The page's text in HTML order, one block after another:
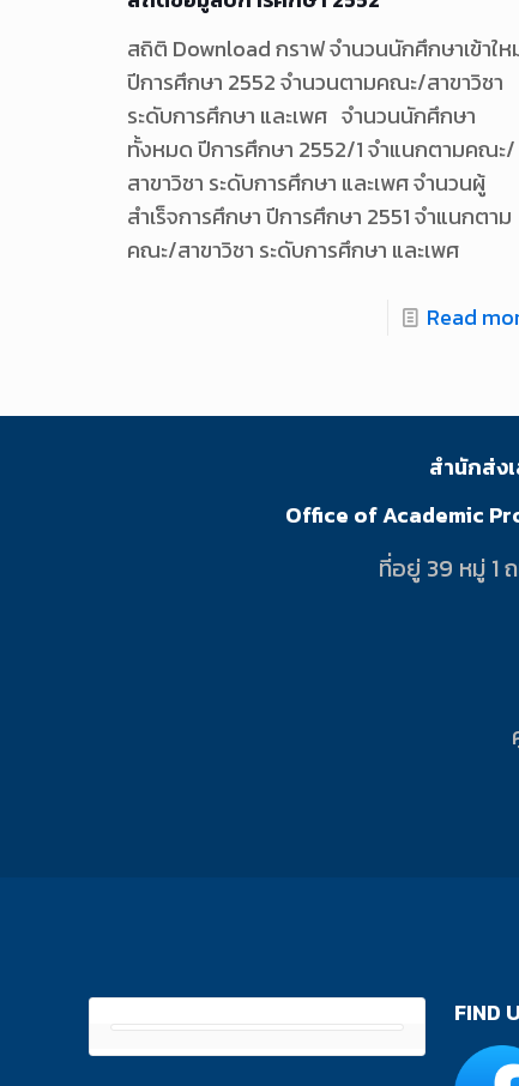
สถิติ Download กราฟ จำนวนนักศึกษาเข้าให
ปีการศึกษา 2552 จำนวนตามคณะ/สาขาวิชา
ระดับการศึกษา และเพศ จำนวนนักศึกษา
ทั้งหมด ปีการศึกษา 2552/1 จำแนกตามคณะ/
สาขาวิชา ระดับการศึกษา และเพศ จำนวนผู้
สำเร็จการศึกษา ปีการศึกษา 2551 จำแนกตาม
คณะ/สาขาวิชา ระดับการศึกษา และเพศ
Read
สำนักส่ง
Office of Academic
ที่อยู่ 39 หมู่ 1
FIND